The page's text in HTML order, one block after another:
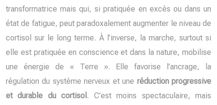
transformatrice mais qui, si pratiquée en excès ou dans un
état de fatigue, peut paradoxalement augmenter le niveau de
cortisol sur le long terme. À l’inverse, la marche, surtout si
elle est pratiquée en conscience et dans la nature, mobilise
une énergie de « Terre ». Elle favorise l’ancrage, la
régulation du système nerveux et une réduction progressive
et durable du cortisol . C’est moins spectaculaire, mais